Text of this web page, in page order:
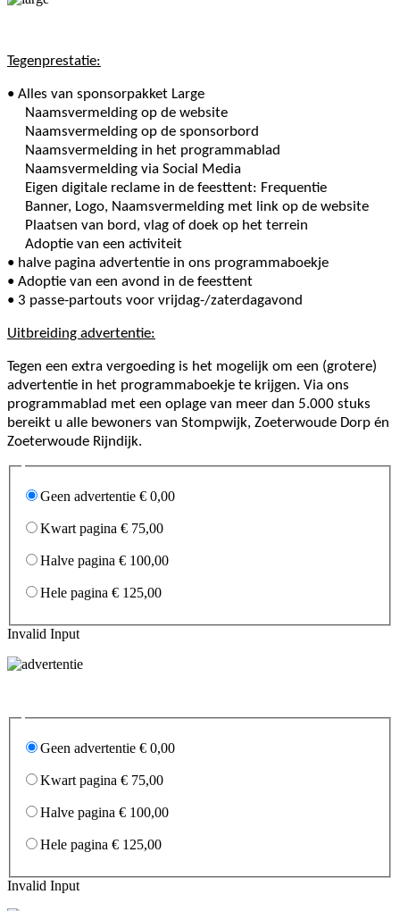
Tegenprestatie:
• Alles van sponsorpakket Large
Naamsvermelding op de website
Naamsvermelding op de sponsorbord
Naamsvermelding in het programmablad
Naamsvermelding via Social Media
Eigen digitale reclame in de feesttent: Frequentie
Banner, Logo, Naamsvermelding met link op de website
Plaatsen van bord, vlag of doek op het terrein
Adoptie van een activiteit
• halve pagina advertentie in ons programmaboekje
• Adoptie van een avond in de feesttent
• 3 passe-partouts voor vrijdag-/zaterdagavond
Uitbreiding advertentie:
Tegen een extra vergoeding is het mogelijk om een (grotere)
advertentie in het programmaboekje te krijgen. Via ons
programmablad met een oplage van meer dan 5.000 stuks
bereikt u alle bewoners van Stompwijk, Zoeterwoude Dorp én
Zoeterwoude Rijndijk.
Geen advertentie € 0,00
Kwart pagina € 75,00
Halve pagina € 100,00
Hele pagina € 125,00
Invalid Input
Geen advertentie € 0,00
Kwart pagina € 75,00
Halve pagina € 100,00
Hele pagina € 125,00
Invalid Input